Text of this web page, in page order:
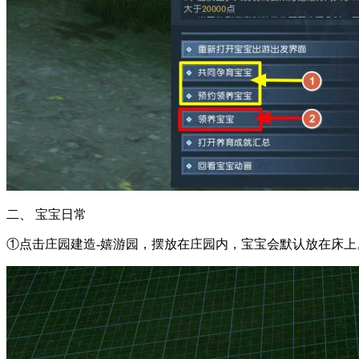
二、 宝宝日常
①点击庄园建造-嬉游园，摆放在庄园内，宝宝会默认放在床上